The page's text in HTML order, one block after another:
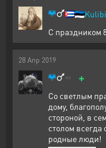
🇪🇪
С праздником
28 Апр 2019
+
Со светлым
дому,
стороной, в
столом
родные люди!